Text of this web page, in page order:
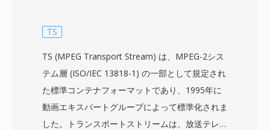
TS
TS (MPEG Transport Stream) は、MPEG-2シス
テム層 (ISO/IEC 13818-1) の一部として規定され
た標準コンテナフォーマットであり、1995年に
動画エキスパートグループによって標準化されま
した。トランスポートストリームは、放送テレ